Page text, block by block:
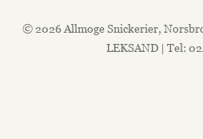
© 2026 Allmoge Snickerier,
LEKSAND | Tel: